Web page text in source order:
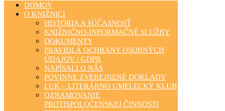
DOMOV
O KNIŽNICI
HISTÓRIA A SÚČASNOSŤ
KNIŽNIČNO-INFORMAČNÉ SLUŽBY
DOKUMENTY
PRAVIDLÁ OCHRANY OSOBNÝCH
ÚDAJOV / GDPR
NAPÍSALI O NÁS
POVINNE ZVEREJNENÉ DOKLADY
LUK – LITERÁRNO UMELECKÝ KLUB
OZNAMOVANIE
PROTISPOLOČENSKEJ ČINNOSTI